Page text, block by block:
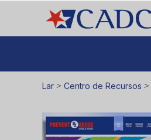
Lar > Centro de Recursos >